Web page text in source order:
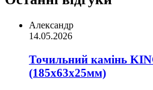
Александр
14.05.2026
Точильний камінь
(185х63х25мм)